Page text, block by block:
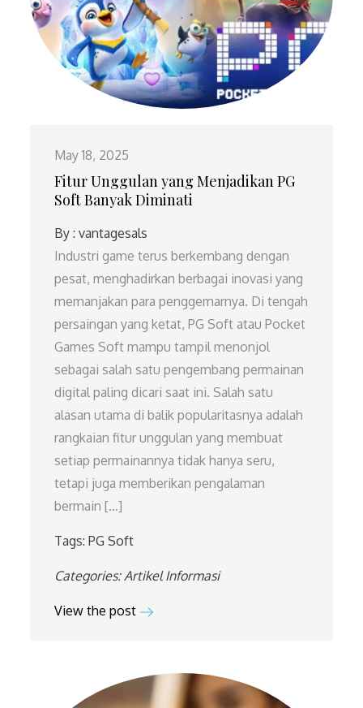
May 18, 2025
Fitur Unggulan yang Menjadikan PG
Soft Banyak Diminati
By :vantagesals
Industri game terus berkembang dengan
pesat, menghadirkan berbagai inovasi yang
memanjakan para penggemarnya. Di tengah
persaingan yang ketat, PG Soft atau Pocket
Games Soft mampu tampil menonjol
sebagai salah satu pengembang permainan
digital paling dicari saat ini. Salah satu
alasan utama di balik popularitasnya adalah
rangkaian fitur unggulan yang membuat
setiap permainannya tidak hanya seru,
tetapi juga memberikan pengalaman
bermain […]
Tags:PG Soft
Categories:Artikel Informasi
View the post